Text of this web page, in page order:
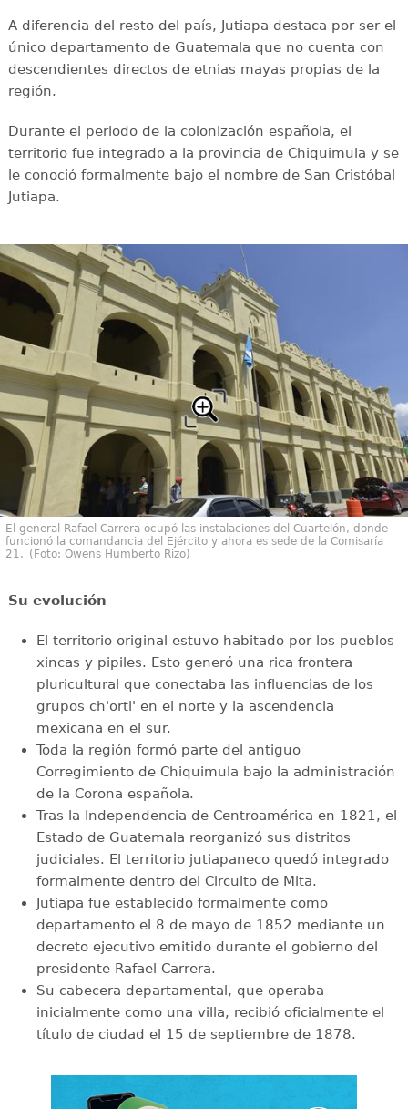
A diferencia del resto del país, Jutiapa destaca por ser el
único departamento de Guatemala que no cuenta con
descendientes directos de etnias mayas propias de la
región.
Durante el periodo de la colonización española, el
territorio fue integrado a la provincia de Chiquimula y se
le conoció formalmente bajo el nombre de San Cristóbal
Jutiapa.
El general Rafael Carrera ocupó las instalaciones del Cuartelón, donde
funcionó la comandancia del Ejército y ahora es sede de la Comisaría
21. (Foto: Owens Humberto Rizo)
Su evolución
El territorio original estuvo habitado por los pueblos
xincas y pipiles. Esto generó una rica frontera
pluricultural que conectaba las influencias de los
grupos ch'orti' en el norte y la ascendencia
mexicana en el sur.
Toda la región formó parte del antiguo
Corregimiento de Chiquimula bajo la administración
de la Corona española.
Tras la Independencia de Centroamérica en 1821, el
Estado de Guatemala reorganizó sus distritos
judiciales. El territorio jutiapaneco quedó integrado
formalmente dentro del Circuito de Mita.
Jutiapa fue establecido formalmente como
departamento el 8 de mayo de 1852 mediante un
decreto ejecutivo emitido durante el gobierno del
presidente Rafael Carrera.
Su cabecera departamental, que operaba
inicialmente como una villa, recibió oficialmente el
título de ciudad el 15 de septiembre de 1878.